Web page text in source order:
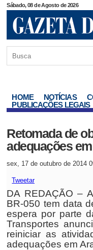
Sábado, 08 de Agosto de 2026
HOME NOTÍCIAS
PUBLICAÇÕES LEGAIS
Retomada de
adequações
sex, 17 de outubro de 2014
Tweetar
DA REDAÇÃO –
BR-050 tem data
espera por parte
Transportes
reiniciar as
adequações em